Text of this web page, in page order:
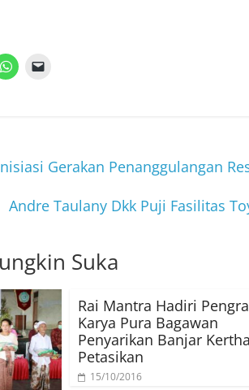
Gerakan Penanggulangan
Andre Taulany Dkk Puji Fasilitas
Suka
Rai Mantra Hadiri
Karya Pura Bagawan
Penyarikan Banjar Kertha
Petasikan
15/10/2016